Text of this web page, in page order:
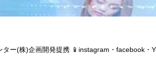
ター(株)企画開発提携 📱instagram・facebook・